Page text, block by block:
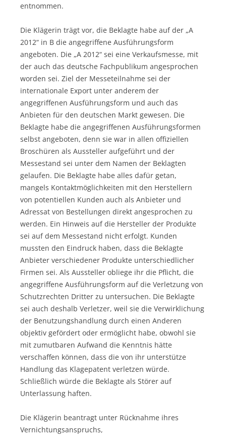
entnommen.
Die Klägerin trägt vor, die Beklagte habe auf der „A
2012“ in B die angegriffene Ausführungsform
angeboten. Die „A 2012“ sei eine Verkaufsmesse, mit
der auch das deutsche Fachpublikum angesprochen
worden sei. Ziel der Messeteilnahme sei der
internationale Export unter anderem der
angegriffenen Ausführungsform und auch das
Anbieten für den deutschen Markt gewesen. Die
Beklagte habe die angegriffenen Ausführungsformen
selbst angeboten, denn sie war in allen offiziellen
Broschüren als Aussteller aufgeführt und der
Messestand sei unter dem Namen der Beklagten
gelaufen. Die Beklagte habe alles dafür getan,
mangels Kontaktmöglichkeiten mit den Herstellern
von potentiellen Kunden auch als Anbieter und
Adressat von Bestellungen direkt angesprochen zu
werden. Ein Hinweis auf die Hersteller der Produkte
sei auf dem Messestand nicht erfolgt. Kunden
mussten den Eindruck haben, dass die Beklagte
Anbieter verschiedener Produkte unterschiedlicher
Firmen sei. Als Aussteller obliege ihr die Pflicht, die
angegriffene Ausführungsform auf die Verletzung von
Schutzrechten Dritter zu untersuchen. Die Beklagte
sei auch deshalb Verletzer, weil sie die Verwirklichung
der Benutzungshandlung durch einen Anderen
objektiv gefördert oder ermöglicht habe, obwohl sie
mit zumutbaren Aufwand die Kenntnis hätte
verschaffen können, dass die von ihr unterstütze
Handlung das Klagepatent verletzen würde.
Schließlich würde die Beklagte als Störer auf
Unterlassung haften.
Die Klägerin beantragt unter Rücknahme ihres
Vernichtungsanspruchs,